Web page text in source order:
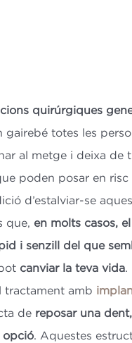
quirúrgiques
gairebé totes les
al metge i deixa de
poden posar en risc
d’estalviar-se
que, en molts casos,
i senzill del que
canviar la teva vida.
tractament amb
de reposar una
opció. Aquestes